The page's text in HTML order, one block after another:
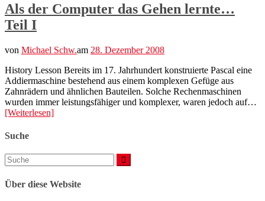
Als der Computer das Gehen lernte…
Teil I
von Michael Schw.am 28. Dezember 2008
History Lesson Bereits im 17. Jahrhundert konstruierte Pascal eine
Addiermaschine bestehend aus einem komplexen Gefüge aus
Zahnrädern und ähnlichen Bauteilen. Solche Rechenmaschinen
wurden immer leistungsfähiger und komplexer, waren jedoch auf…
[Weiterlesen]
Suche
Suchen
nach:
Über diese Website